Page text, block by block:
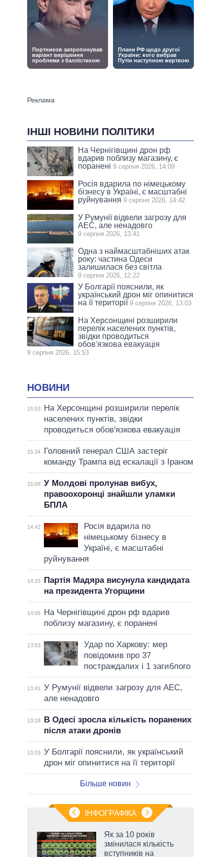
ІНШІ НОВИНИ ПОЛІТИКИ
На Чернігівщині дрон рф
вдарив поблизу магазину, є
поранені 9 серпня 2026, 14:09
Росія вдарила по німецькому
бізнесу в Україні, є масштабні
руйнування 9 серпня 2026, 14:42
У Румунії відвели загрозу для
АЕС, але ненадовго
9 серпня 2026, 13:41
Одна з наймасштабніших атак
року: частина Одеси
залишилася без світла
9 серпня 2026, 12:22
У Болгарії пояснили, як
український дрон міг опинитися
на її території 9 серпня 2026, 13:03
На Херсонщині розширили
перелік населених пунктів,
звідки проводиться
обов'язкова евакуація
9 серпня 2026, 15:53
НОВИНИ
15:53
На Херсонщині розширили перелік
населених пунктів, звідки
проводиться обов'язкова евакуація
15:34
Головний генерал США застеріг
команду Трампа від ескалації з Іраном
15:09 У Молдові пролунав вибух,
правоохоронці знайшли уламки
БПЛА
14:42
Росія вдарила по
німецькому бізнесу в
Україні, є масштабні
руйнування
14:33
Партія Мадяра висунула кандидата
на президента Угорщини
14:09
На Чернігівщині дрон рф вдарив
поблизу магазину, є поранені
13:53
Удар по Харкову: мер
повідомив про 37
постраждалих і 1 загиблого
13:41
У Румунії відвели загрозу для АЕС,
але ненадовго
13:28
В Одесі зросла кількість поранених
після атаки дронів
13:03 У Болгарії пояснили, як український
дрон міг опинитися на її території
Більше новин
ІНФОГРАФІКА
Як за 10 років
змінилася кількість
вступників на